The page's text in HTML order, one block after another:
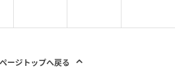
チ14cmとたっぷり入るサイズ感！
が5箱並べられるので、かさばる荷
ページトップへ戻る